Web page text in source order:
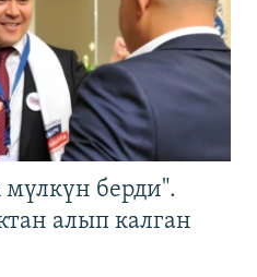
берди".
алып калган